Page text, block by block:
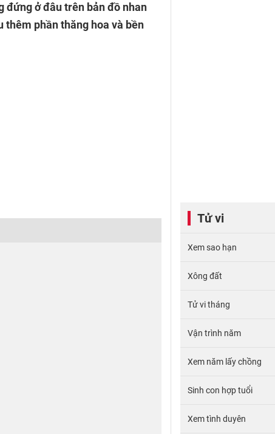
đứng ở đâu trên bản đồ nhan
thêm phần thăng hoa và bền
Tử vi
Xem sao hạn
Xông đất
Tử vi tháng
Vận trình năm
Xem năm lấy chồng
Sinh con hợp tuổi
Xem tình duyên